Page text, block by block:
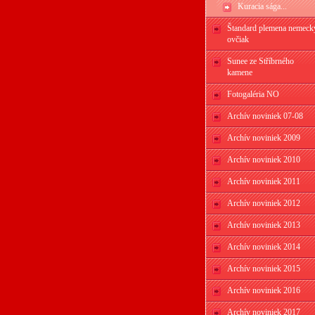
Kuracia sága...
Štandard plemena
ovčiak
Sunee ze Stříbrného
kamene
Fotogaléria NO
Archív noviniek 07-08
Archív noviniek 2009
Archív noviniek 2010
Archív noviniek 2011
Archív noviniek 2012
Archív noviniek 2013
Archív noviniek 2014
Archív noviniek 2015
Archív noviniek 2016
Archív noviniek 2017